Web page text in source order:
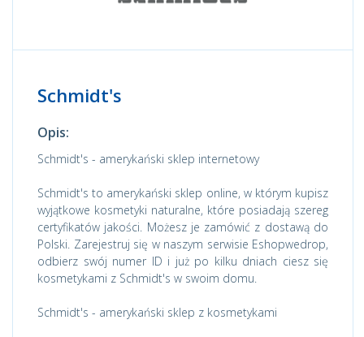
Schmidt's
Opis:
Schmidt's - amerykański sklep internetowy
Schmidt's to amerykański sklep online, w którym kupisz
wyjątkowe kosmetyki naturalne, które posiadają szereg
certyfikatów jakości. Możesz je zamówić z dostawą do
Polski. Zarejestruj się w naszym serwisie Eshopwedrop,
odbierz swój numer ID i już po kilku dniach ciesz się
kosmetykami z Schmidt's w swoim domu.
Schmidt's - amerykański sklep z kosmetykami